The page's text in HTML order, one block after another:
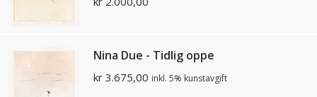
Nina Due - Tidlig oppe
kr 3.675,00 inkl. 5% kunstavgift